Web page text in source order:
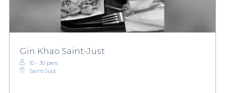
Gin Khao Saint-Just
10 - 30 pers.
Saint-Just